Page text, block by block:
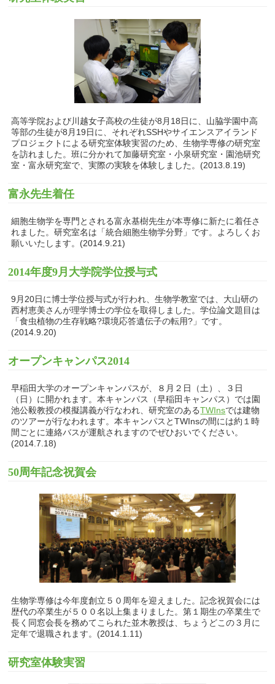
高等学院および川越女子高校の生徒が8月18日に、山脇学園中高
等部の生徒が8月19日に、それぞれSSHやサイエンスアイランド
プロジェクトによる研究室体験実習のため、生物学専修の研究室
を訪れました。班に分かれて加藤研究室・小泉研究室・園池研究
室・富永研究室で、実際の実験を体験しました。(2013.8.19)
富永先生着任
細胞生物学を専門とされる富永基樹先生が本専修に新たに着任さ
れました。研究室名は「統合細胞生物学分野」です。よろしくお
願いいたします。(2014.9.21)
2014年度9月大学院学位授与式
9月20日に博士学位授与式が行われ、生物学教室では、大山研の
西村恵美さんが理学博士の学位を取得しました。学位論文題目は
「食虫植物の生存戦略?環境応答遺伝子の転用?」です。
(2014.9.20)
オープンキャンパス2014
早稲田大学のオープンキャンパスが、８月２日（土）、３日
（日）に開かれます。本キャンパス（早稲田キャンパス）では園
池公毅教授の模擬講義が行なわれ、研究室のあるTWInsでは建物
のツアーが行なわれます。本キャンパスとTWInsの間には約１時
間ごとに連絡バスが運航されますのでぜひおいでください。
(2014.7.18)
50周年記念祝賀会
生物学専修は今年度創立５０周年を迎えました。記念祝賀会には
歴代の卒業生が５００名以上集まりました。第１期生の卒業生で
長く同窓会長を務めてこられた並木教授は、ちょうどこの３月に
定年で退職されます。(2014.1.11)
研究室体験実習